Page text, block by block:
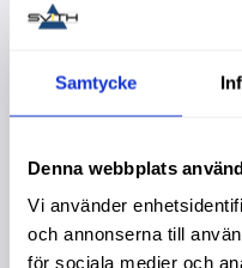
Samtycke
Denna webbplats
Vi använder
och annonserna till
för sociala medier och
Garanti 1 år. Köpa större
mängd? Förpackad om 1
st.